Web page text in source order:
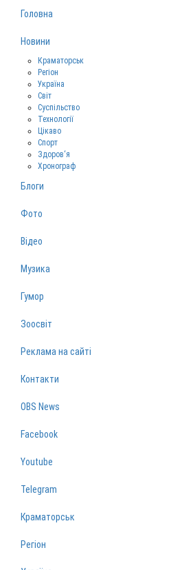
Головна
Новини
Краматорськ
Регіон
Україна
Світ
Суспільство
Технології
Цікаво
Спорт
Здоров‘я
Хронограф
Блоги
Фото
Відео
Музика
Гумор
Зоосвіт
Реклама на сайті
Контакти
OBS News
Facebook
Youtube
Telegram
Краматорськ
Регіон